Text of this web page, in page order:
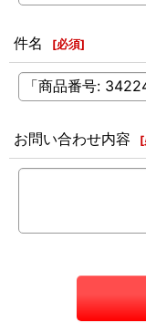
件名 [必須]
お問い合わせ内容 [